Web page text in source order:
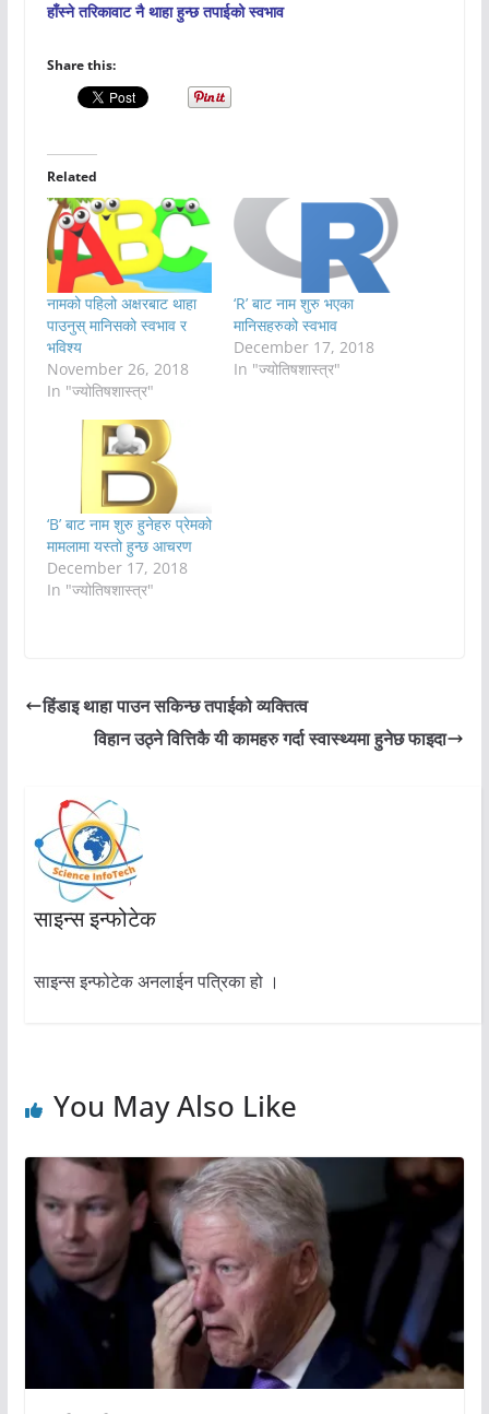
हाँस्ने तरिकावाट नै थाहा हुन्छ तपाईको स्वभाव
Share this:
Related
नामको पहिलो अक्षरबाट थाहा
पाउनुस् मानिसको स्वभाव र
भविश्य
November 26, 2018
In "ज्योतिषशास्त्र"
‘R’ बाट नाम शुरु भएका
मानिसहरुको स्वभाव
December 17, 2018
In "ज्योतिषशास्त्र"
‘B’ बाट नाम शुरु हुनेहरु प्रेमको
मामलामा यस्तो हुन्छ आचरण
December 17, 2018
In "ज्योतिषशास्त्र"
हिंडाइ थाहा पाउन सकिन्छ तपाईको व्यक्तित्व
विहान उठ्ने वित्तिकै यी कामहरु गर्दा स्वास्थ्यमा हुनेछ फाइदा
साइन्स इन्फोटेक
साइन्स इन्फोटेक अनलाईन पत्रिका हो ।
You May Also Like